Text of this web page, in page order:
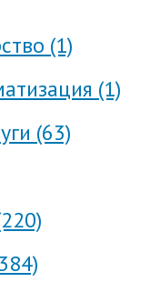
(1)
(1)
(63)